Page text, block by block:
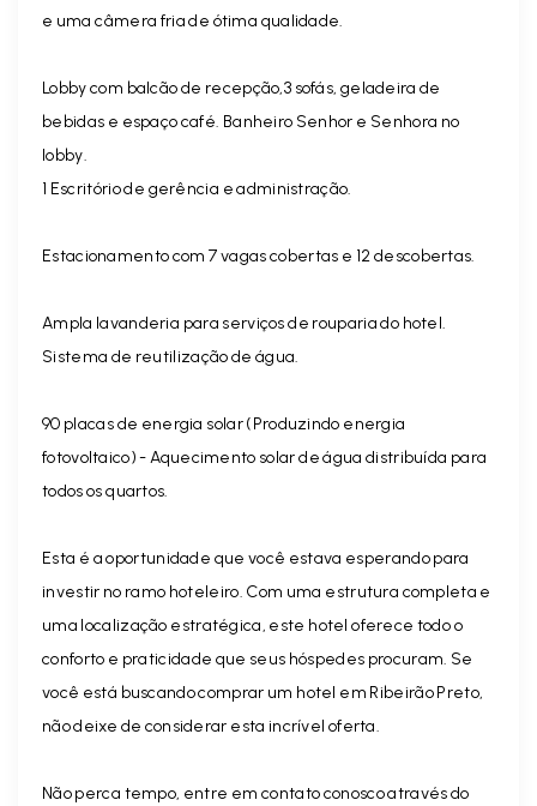
e uma câmera fria de ótima qualidade.
Lobby com balcão de recepção,3 sofás, geladeira de
bebidas e espaço café. Banheiro Senhor e Senhora no
lobby.
1 Escritório de gerência e administração.
Estacionamento com 7 vagas cobertas e 12 descobertas.
Ampla lavanderia para serviços de rouparia do hotel.
Sistema de reutilização de água.
90 placas de energia solar (Produzindo energia
fotovoltaico) - Aquecimento solar de água distribuída para
todos os quartos.
Esta é a oportunidade que você estava esperando para
investir no ramo hoteleiro. Com uma estrutura completa e
uma localização estratégica, este hotel oferece todo o
conforto e praticidade que seus hóspedes procuram. Se
você está buscando comprar um hotel em Ribeirão Preto,
não deixe de considerar esta incrível oferta.
Não perca tempo, entre em contato conosco através do